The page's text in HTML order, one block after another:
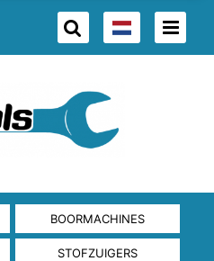
BOORMACHINES
STOFZUIGERS